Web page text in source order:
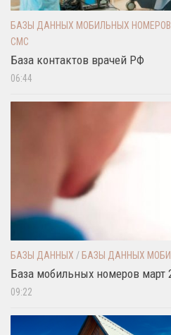
БАЗЫ ДАННЫХ МОБИЛЬНЫХ НОМЕРОВ
СМС
База контактов врачей РФ
06:44
БАЗЫ ДАННЫХ / БАЗЫ ДАННЫХ
База мобильных номеров март
09:22